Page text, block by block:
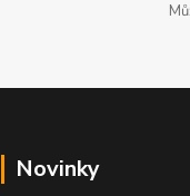
Novinky